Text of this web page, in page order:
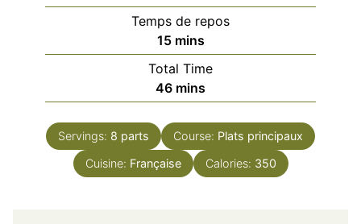
Temps de repos
15minutes
mins
Total Time
46minutes
mins
Servings: 8 parts Course: Plats principaux
Cuisine: Française Calories: 350